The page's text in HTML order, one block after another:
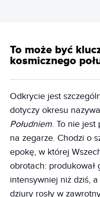
To może być
kosmicznego
Odkrycie jest
dotyczy okresu
Południem. To nie jest
na zegarze. Chodzi o
epokę, w której
obrotach: produkował
intensywniej niż dziś,
dziury rosły w